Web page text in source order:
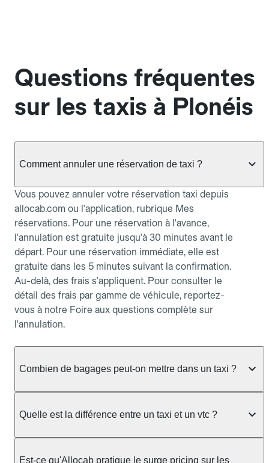
Questions fréquentes
sur les taxis à Plonéis
Comment annuler une réservation de taxi ?
Vous pouvez annuler votre réservation taxi depuis
allocab.com ou l'application, rubrique Mes
réservations. Pour une réservation à l'avance,
l'annulation est gratuite jusqu'à 30 minutes avant le
départ. Pour une réservation immédiate, elle est
gratuite dans les 5 minutes suivant la confirmation.
Au-delà, des frais s'appliquent. Pour consulter le
détail des frais par gamme de véhicule, reportez-
vous à notre Foire aux questions complète sur
l'annulation.
Combien de bagages peut-on mettre dans un taxi ?
taxi berline accueille en général jusqu'à 3 bagages
ou nombreux, précisez-le dans le champ "Message
au chauffeur" lors de la réservation. Le prix n'est
Quelle est la différence entre un taxi et un vtc ?
prendre en charge directement dans la rue, à une
Est-ce qu'Allocab pratique le surge pricing sur les